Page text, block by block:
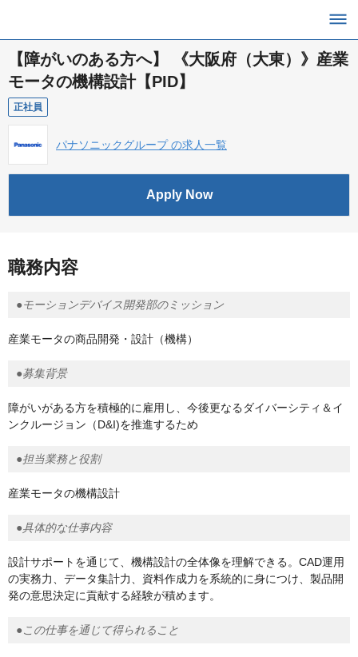
【障がいのある方へ】 《大阪府（大東）》産業
モータの機構設計【PID】
正社員
パナソニックグループ の求人一覧
Apply Now
職務内容
●モーションデバイス開発部のミッション
産業モータの商品開発・設計（機構）
●募集背景
障がいがある方を積極的に雇用し、今後更なるダイバーシティ＆イ
ンクルージョン（D&I)を推進するため
●担当業務と役割
産業モータの機構設計
●具体的な仕事内容
設計サポートを通じて、機構設計の全体像を理解できる。CAD運用
の実務力、データ集計力、資料作成力を系統的に身につけ、製品開
発の意思決定に貢献する経験が積めます。
●この仕事を通じて得られること